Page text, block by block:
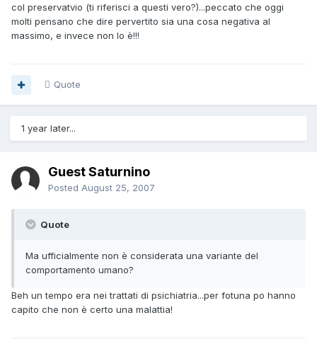
col preservatvio (ti riferisci a questi vero?)...peccato che oggi
molti pensano che dire pervertito sia una cosa negativa al
massimo, e invece non lo è!!!
Quote
1 year later...
Guest Saturnino
Posted August 25, 2007
Quote
Ma ufficialmente non è considerata una variante del
comportamento umano?
Beh un tempo era nei trattati di psichiatria...per fotuna po hanno
capito che non è certo una malattia!